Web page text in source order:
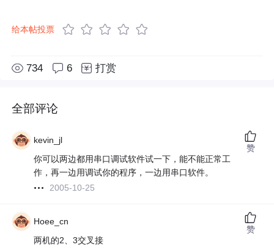
给本帖投票
734 6 打赏
全部评论
kevin_jl
你可以两边都用串口调试软件试一下，能不能正常工
作，再一边用调试你的程序，一边用串口软件。
2005-10-25
赞
Hoee_cn
两机的2、3交叉接
赞